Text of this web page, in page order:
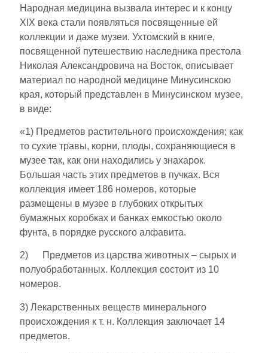
Народная медицина вызвала интерес и к концу
XIX века стали появляться посвященные ей
коллекции и даже музеи. Ухтомский в книге,
посвященной путешествию наследника престола
Николая Александровича на Восток, описывает
материал по народной медицине Минусинскою
края, который представлен в Минусинском музее,
в виде:
«1) Предметов растительного происхождения; как
то сухие травы, корни, плоды, сохраняющиеся в
музее так, как они находились у знахарок.
Большая часть этих предметов в пучках. Вся
коллекция имеет 186 номеров, которые
размещены в музее в глубоких открытых
бумажных коробках и банках емкостью около
фунта, в порядке русского алфавита.
2) Предметов из царства животных ‒ сырых и
полуобработанных. Коллекция состоит из 10
номеров.
3) Лекарственных веществ минерального
происхождения к т. н. Коллекция заключает 14
пред­метов.